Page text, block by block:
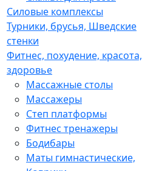
Силовые комплексы
Турники, брусья, Шведские
стенки
Фитнес, похудение, красота,
здоровье
Массажные столы
Массажеры
Степ платформы
Фитнес тренажеры
Бодибары
Маты гимнастические,